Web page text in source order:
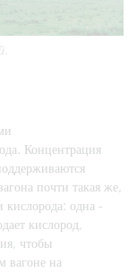
Концентрация
почти такая же,
кислорода: одна -
кислород,
чтобы
вагоне на